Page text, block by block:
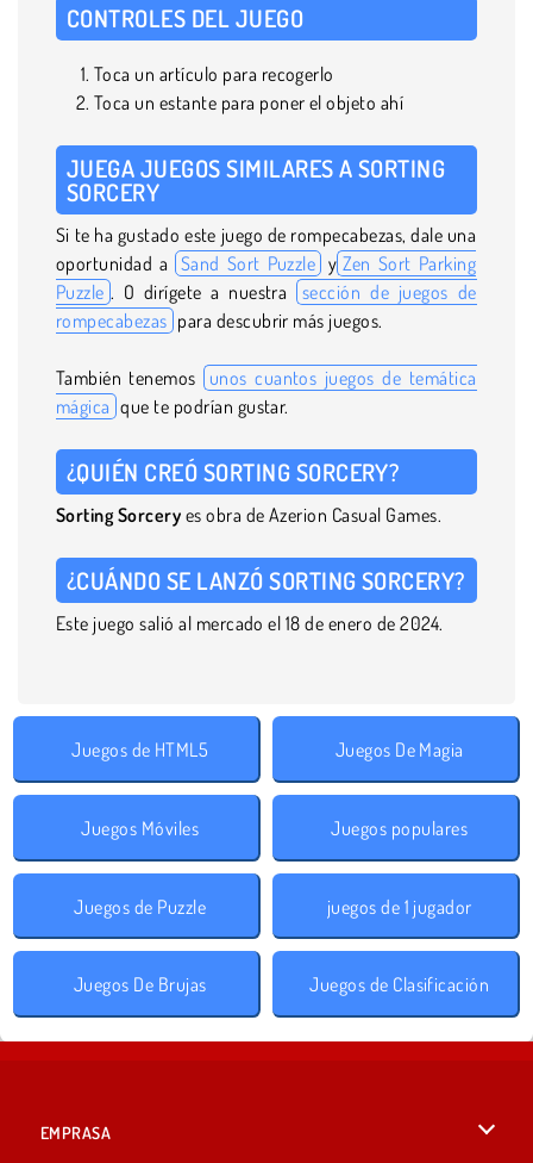
CONTROLES DEL JUEGO
Toca un artículo para recogerlo
Toca un estante para poner el objeto ahí
JUEGA JUEGOS SIMILARES A SORTING
SORCERY
Si te ha gustado este juego de rompecabezas, dale una
oportunidad a Sand Sort Puzzle y Zen Sort Parking
Puzzle . O dirígete a nuestra
sección de juegos de
rompecabezas para descubrir más juegos.
También tenemos
unos cuantos juegos de temática
mágica que te podrían gustar.
¿QUIÉN CREÓ SORTING SORCERY?
Sorting Sorcery es obra de Azerion Casual Games.
¿CUÁNDO SE LANZÓ SORTING SORCERY?
Este juego salió al mercado el 18 de enero de 2024.
Juegos de HTML5 Juegos De Magia
Juegos Móviles Juegos populares
Juegos de Puzzle juegos de 1 jugador
Juegos De Brujas Juegos de Clasificación
EMPRASA